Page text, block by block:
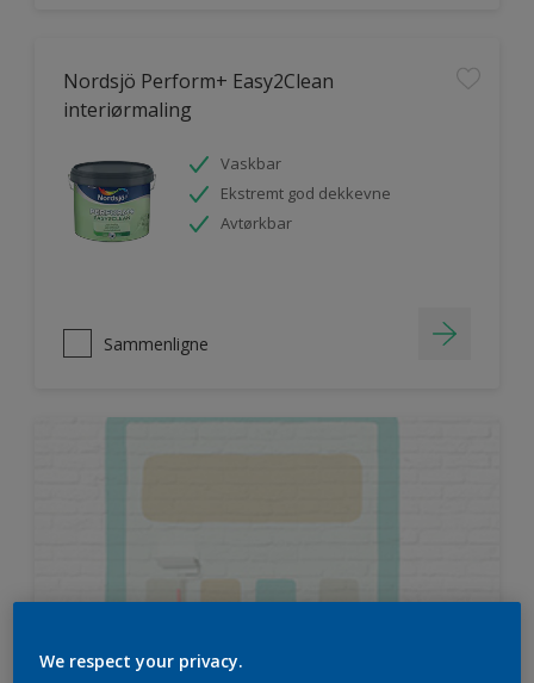
Nordsjö Perform+ Easy2Clean
interiørmaling
Vaskbar
Ekstremt god dekkevne
Avtørkbar
Sammenligne
We respect your privacy.